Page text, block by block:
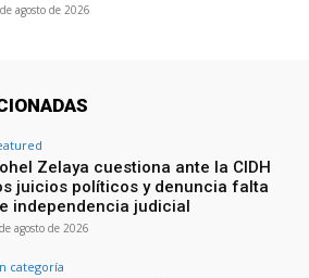
agosto de 2026
Zelaya cuestiona ante la CIDH
juicios políticos y denuncia falta
independencia judicial
agosto de 2026
categoría